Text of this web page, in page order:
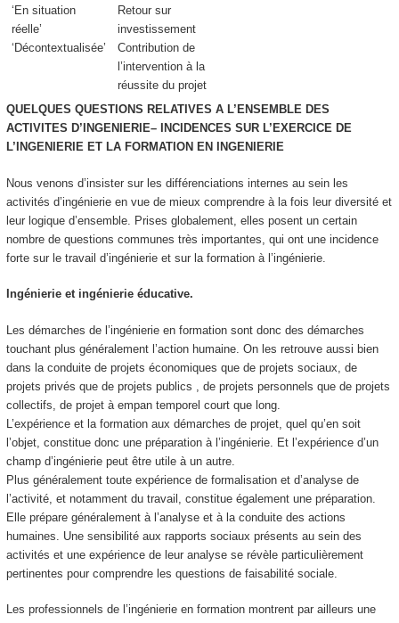
‘En situation
réelle’
‘Décontextualisée’
Retour sur
investissement
Contribution de
l’intervention à la
réussite du projet
QUELQUES QUESTIONS RELATIVES A L’ENSEMBLE DES
ACTIVITES D’INGENIERIE– INCIDENCES SUR L’EXERCICE DE
L’INGENIERIE ET LA FORMATION EN INGENIERIE
Nous venons d’insister sur les différenciations internes au sein les
activités d’ingénierie en vue de mieux comprendre à la fois leur diversité et
leur logique d’ensemble. Prises globalement, elles posent un certain
nombre de questions communes très importantes, qui ont une incidence
forte sur le travail d’ingénierie et sur la formation à l’ingénierie.
Ingénierie et ingénierie éducative.
Les démarches de l’ingénierie en formation sont donc des démarches
touchant plus généralement l’action humaine. On les retrouve aussi bien
dans la conduite de projets économiques que de projets sociaux, de
projets privés que de projets publics , de projets personnels que de projets
collectifs, de projet à empan temporel court que long.
L’expérience et la formation aux démarches de projet, quel qu’en soit
l’objet, constitue donc une préparation à l’ingénierie. Et l’expérience d’un
champ d’ingénierie peut être utile à un autre.
Plus généralement toute expérience de formalisation et d’analyse de
l’activité, et notamment du travail, constitue également une préparation.
Elle prépare généralement à l’analyse et à la conduite des actions
humaines. Une sensibilité aux rapports sociaux présents au sein des
activités et une expérience de leur analyse se révèle particulièrement
pertinentes pour comprendre les questions de faisabilité sociale.
Les professionnels de l’ingénierie en formation montrent par ailleurs une